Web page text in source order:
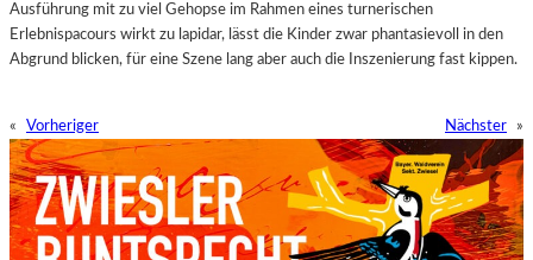
Ausführung mit zu viel Gehopse im Rahmen eines turnerischen
Erlebnispacours wirkt zu lapidar, lässt die Kinder zwar phantasievoll in den
Abgrund blicken, für eine Szene lang aber auch die Inszenierung fast kippen.
« Vorheriger Nächster »